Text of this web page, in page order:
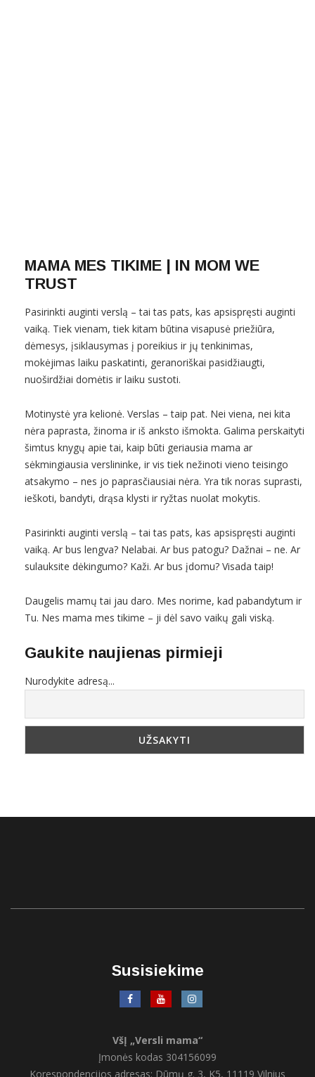
MAMA MES TIKIME | IN MOM WE
TRUST
Pasirinkti auginti verslą – tai tas pats, kas apsispręsti auginti
vaiką. Tiek vienam, tiek kitam būtina visapusė priežiūra,
dėmesys, įsiklausymas į poreikius ir jų tenkinimas,
mokėjimas laiku paskatinti, geranoriškai pasidžiaugti,
nuoširdžiai domėtis ir laiku sustoti.
Motinystė yra kelionė. Verslas – taip pat. Nei viena, nei kita
nėra paprasta, žinoma ir iš anksto išmokta. Galima perskaityti
šimtus knygų apie tai, kaip būti geriausia mama ar
sėkmingiausia verslininke, ir vis tiek nežinoti vieno teisingo
atsakymo – nes jo paprasčiausiai nėra. Yra tik noras suprasti,
ieškoti, bandyti, drąsa klysti ir ryžtas nuolat mokytis.
Pasirinkti auginti verslą – tai tas pats, kas apsispręsti auginti
vaiką. Ar bus lengva? Nelabai. Ar bus patogu? Dažnai – ne. Ar
sulauksite dėkingumo? Kaži. Ar bus įdomu? Visada taip!
Daugelis mamų tai jau daro. Mes norime, kad pabandytum ir
Tu. Nes mama mes tikime – ji dėl savo vaikų gali viską.
Gaukite naujienas pirmieji
Nurodykite adresą...
Susisiekime
VšĮ „Versli mama“
Įmonės kodas 304156099
Korespondencijos adresas: Dūmų g. 3, K5, 11119 Vilnius